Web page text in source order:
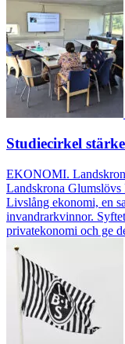
Studiecirkel
EKONOMI.
Landskrona
Livslång ekonomi, en
invandrarkvinnor.
privatekonomi och ge